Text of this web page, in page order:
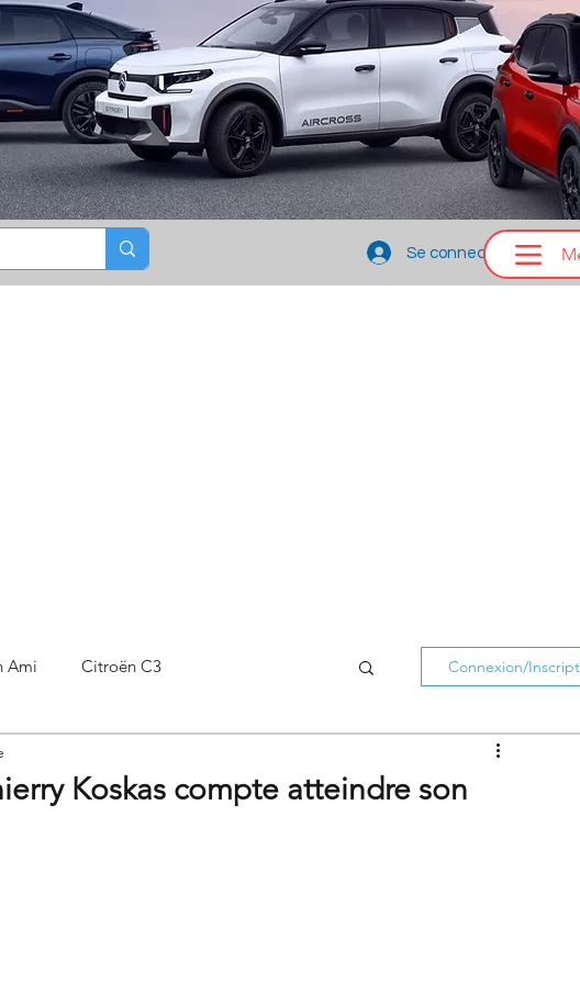
Se connecter
Ami Citroën C3
X
Connexion/
Koskas compte atteindre son